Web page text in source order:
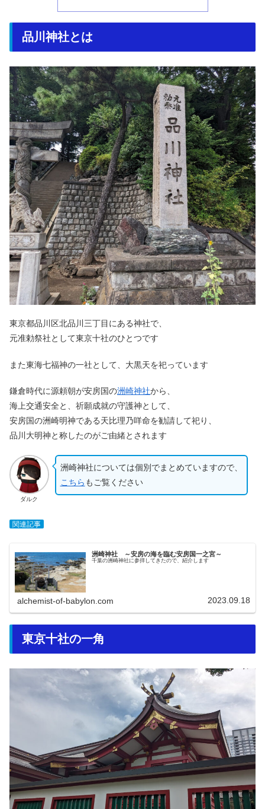
品川神社とは
東京都品川区北品川三丁目にある神社で、
元准勅祭社として東京十社のひとつです
また東海七福神の一社として、大黒天を祀っています
鎌倉時代に源頼朝が安房国の洲崎神社から、
海上交通安全と、祈願成就の守護神として、
安房国の洲崎明神である天比理乃咩命を勧請して祀り、
品川大明神と称したのがご由緒とされます
ダルク
洲崎神社については個別でまとめていますので、
こちら もご覧ください
関連記事
洲崎神社 ～安房の海を臨む安房国一之宮～
千葉の洲崎神社に参拝してきたので、紹介します
alchemist-of-babylon.com 2023.09.18
東京十社の一角